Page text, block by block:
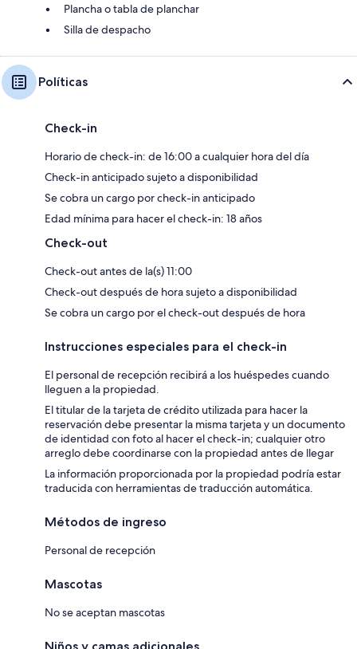
Plancha o tabla de planchar
Silla de despacho
Políticas
Check-in
Horario de check-in: de 16:00 a cualquier hora del día
Check-in anticipado sujeto a disponibilidad
Se cobra un cargo por check-in anticipado
Edad mínima para hacer el check-in: 18 años
Check-out
Check-out antes de la(s) 11:00
Check-out después de hora sujeto a disponibilidad
Se cobra un cargo por el check-out después de hora
Instrucciones especiales para el check-in
El personal de recepción recibirá a los huéspedes cuando
lleguen a la propiedad.
El titular de la tarjeta de crédito utilizada para hacer la
reservación debe presentar la misma tarjeta y un documento
de identidad con foto al hacer el check-in; cualquier otro
arreglo debe coordinarse con la propiedad antes de llegar
La información proporcionada por la propiedad podría estar
traducida con herramientas de traducción automática.
Métodos de ingreso
Personal de recepción
Mascotas
No se aceptan mascotas